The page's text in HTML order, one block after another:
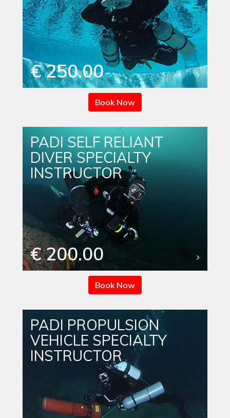
€ 250.00
Book Now
PADI SELF RELIANT
DIVER SPECIALTY
INSTRUCTOR
€ 200.00
Book Now
PADI PROPULSION
VEHICLE SPECIALTY
INSTRUCTOR